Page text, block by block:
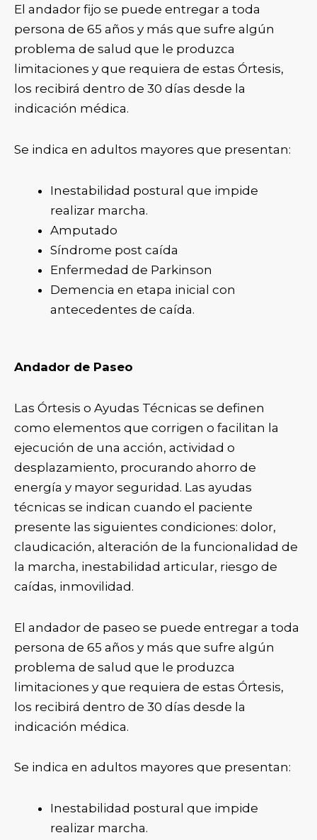
El andador fijo se puede entregar a toda
persona de 65 años y más que sufre algún
problema de salud que le produzca
limitaciones y que requiera de estas Órtesis,
los recibirá dentro de 30 días desde la
indicación médica.
Se indica en adultos mayores que presentan:
Inestabilidad postural que impide
realizar marcha.
Amputado
Síndrome post caída
Enfermedad de Parkinson
Demencia en etapa inicial con
antecedentes de caída.
Andador de Paseo
Las Órtesis o Ayudas Técnicas se definen
como elementos que corrigen o facilitan la
ejecución de una acción, actividad o
desplazamiento, procurando ahorro de
energía y mayor seguridad. Las ayudas
técnicas se indican cuando el paciente
presente las siguientes condiciones: dolor,
claudicación, alteración de la funcionalidad de
la marcha, inestabilidad articular, riesgo de
caídas, inmovilidad.
El andador de paseo se puede entregar a toda
persona de 65 años y más que sufre algún
problema de salud que le produzca
limitaciones y que requiera de estas Órtesis,
los recibirá dentro de 30 días desde la
indicación médica.
Se indica en adultos mayores que presentan:
Inestabilidad postural que impide
realizar marcha.